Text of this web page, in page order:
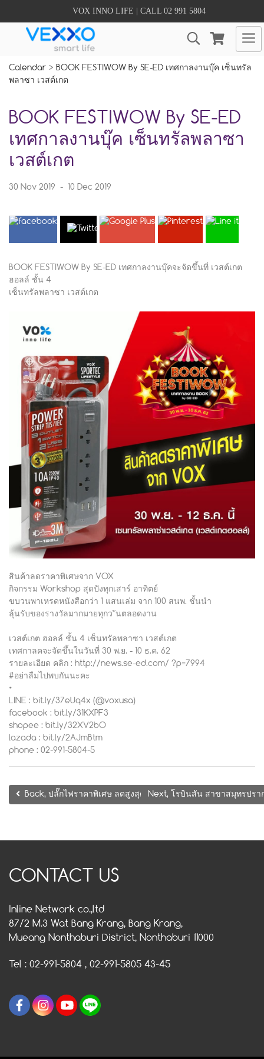
VOX INNO LIFE | CALL 02 991 5804
Calendar > BOOK FESTIWOW By SE-ED เทศกาลงานบุ๊ค เซ็นทรัล
พลาซา เวสต์เกต
BOOK FESTIWOW By SE-ED
เทศกาลงานบุ๊ค เซ็นทรัลพลาซา
เวสต์เกต
30 Nov 2019 - 10 Dec 2019
BOOK FESTIWOW By SE-ED เทศกาลงานบุ๊คจะจัดขึ้นที่ เวสต์เกต
ฮอลล์ ชั้น 4
เซ็นทรัลพลาซา เวสต์เกต
สินค้าลดราคาพิเศษจาก VOX
กิจกรรม Workshop สุดปังทุกเสาร์ อาทิตย์
ขบวนพาเหรดหนังสือกว่า 1 แสนเล่ม จาก 100 สนพ. ชั้นนำ
ลุ้นรับของรางวัลมากมายทุกว ันตลอดงาน
เวสต์เกต ฮอลล์ ชั้น 4 เซ็นทรัลพลาซา เวสต์เกต
เทศกาลคจะจัดขึ้นในวันที่ 30 พ.ย. - 10 ธ.ค. 62
รายละเอียด คลิก : http://news.se-ed.com/ ?p=7994
#อย่าลืมไปพบกันนะคะ
•
LINE : bit.ly/37eUq4x (@voxusa)
facebook : bit.ly/31KXPF3
shopee : bit.ly/32XV2bO
lazada : bit.ly/2AJmBtm
phone : 02-991-5804-5
Back, ปลั๊กไฟราคาพิเศษ ลดสูงสุด 70% ณ โรบินสัน สาขาแฟชั่นไ
Next, โรบินสัน สาขาสมุทรปร
CONTACT US
Inline Network co.,ltd
87/2 M.3 Wat Bang Krang, Bang Krang,
Mueang Nonthaburi District, Nonthaburi 11000
Tel : 02-991-5804 , 02-991-5805 43-45